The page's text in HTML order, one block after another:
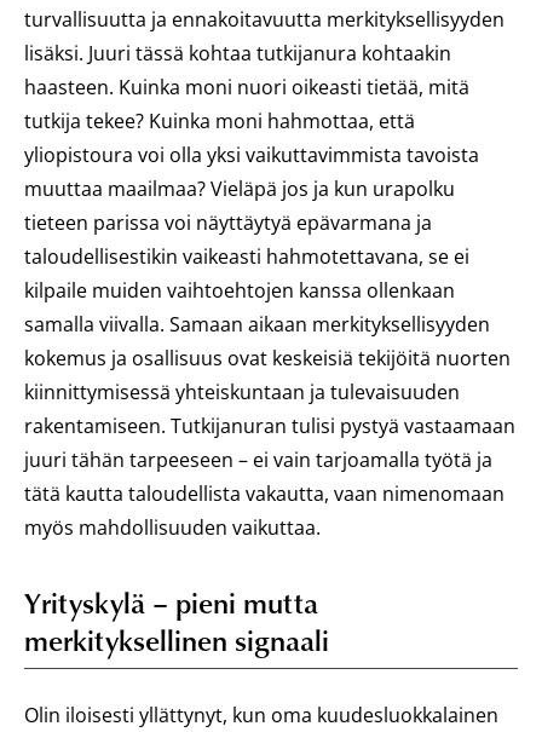
turvallisuutta ja ennakoitavuutta merkityksellisyyden
lisäksi. Juuri tässä kohtaa tutkijanura kohtaakin
haasteen. Kuinka moni nuori oikeasti tietää, mitä
tutkija tekee? Kuinka moni hahmottaa, että
yliopistoura voi olla yksi vaikuttavimmista tavoista
muuttaa maailmaa? Vieläpä jos ja kun urapolku
tieteen parissa voi näyttäytyä epävarmana ja
taloudellisestikin vaikeasti hahmotettavana, se ei
kilpaile muiden vaihtoehtojen kanssa ollenkaan
samalla viivalla. Samaan aikaan merkityksellisyyden
kokemus ja osallisuus ovat keskeisiä tekijöitä nuorten
kiinnittymisessä yhteiskuntaan ja tulevaisuuden
rakentamiseen. Tutkijanuran tulisi pystyä vastaamaan
juuri tähän tarpeeseen – ei vain tarjoamalla työtä ja
tätä kautta taloudellista vakautta, vaan nimenomaan
myös mahdollisuuden vaikuttaa.
Yrityskylä – pieni mutta
merkityksellinen signaali
Olin iloisesti yllättynyt, kun oma kuudesluokkalainen